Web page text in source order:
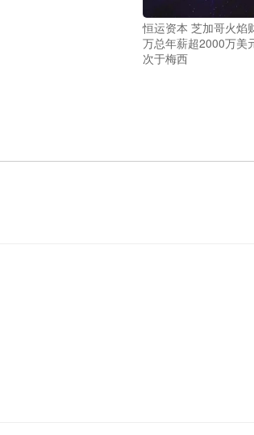
恒运资本 芝加哥火焰
万总年薪超2000万美
次于梅西